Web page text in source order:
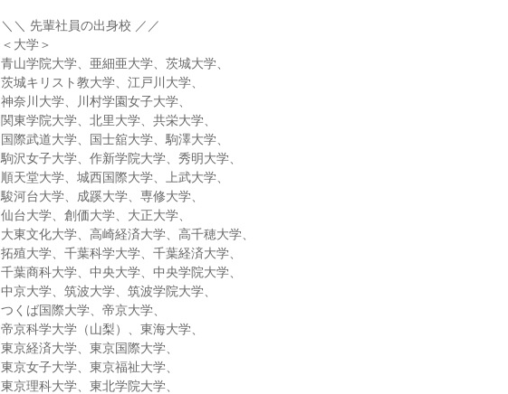
＼＼ 先輩社員の出身校 ／／
＜大学＞
青山学院大学、亜細亜大学、茨城大学、
茨城キリスト教大学、江戸川大学、
神奈川大学、川村学園女子大学、
関東学院大学、北里大学、共栄大学、
国際武道大学、国士舘大学、駒澤大学、
駒沢女子大学、作新学院大学、秀明大学、
順天堂大学、城西国際大学、上武大学、
駿河台大学、成蹊大学、専修大学、
仙台大学、創価大学、大正大学、
大東文化大学、高崎経済大学、高千穂大学、
拓殖大学、千葉科学大学、千葉経済大学、
千葉商科大学、中央大学、中央学院大学、
中京大学、筑波大学、筑波学院大学、
つくば国際大学、帝京大学、
帝京科学大学（山梨）、東海大学、
東京経済大学、東京国際大学、
東京女子大学、東京福祉大学、
東京理科大学、東北学院大学、